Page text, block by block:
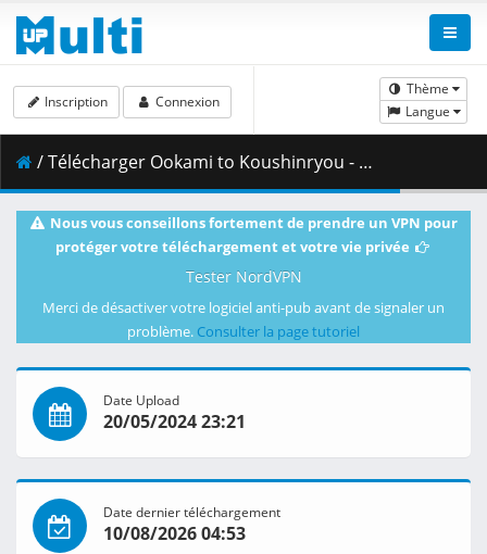
Thème
Langue
Inscription Connexion
/ Télécharger Ookami to Koushinryou - Merchant Meets the Wise Wolf - S01E08v2 - 1080p WEB x264 -NanDesuKa (CR).mkv.003 ( 461.66 MB )
Nous vous conseillons fortement de prendre un VPN pour
protéger votre téléchargement et votre vie privée
Tester NordVPN
Merci de désactiver votre logiciel anti-pub avant de signaler un
problème. Consulter la page tutoriel
Date Upload
20/05/2024 23:21
Date dernier téléchargement
10/08/2026 04:53